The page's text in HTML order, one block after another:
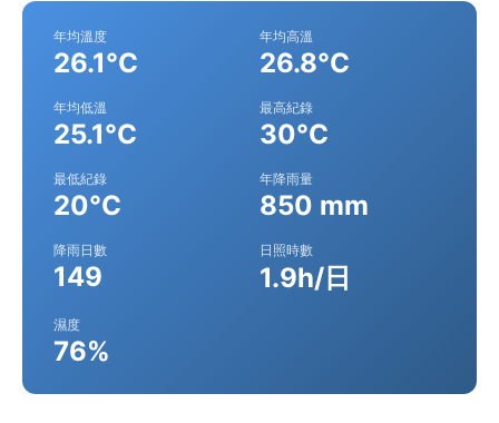
年均溫度
26.1°C
年均高溫
26.8°C
年均低溫
25.1°C
最高紀錄
30°C
最低紀錄
20°C
年降雨量
850 mm
降雨日數
149
日照時數
1.9h/日
濕度
76%